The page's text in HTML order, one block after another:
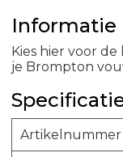
Informatie
Kies hier voor
je Brompton
Artikelnummer